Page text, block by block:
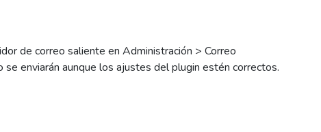
de correo saliente en Administración > Correo
enviarán aunque los ajustes del plugin estén correctos.